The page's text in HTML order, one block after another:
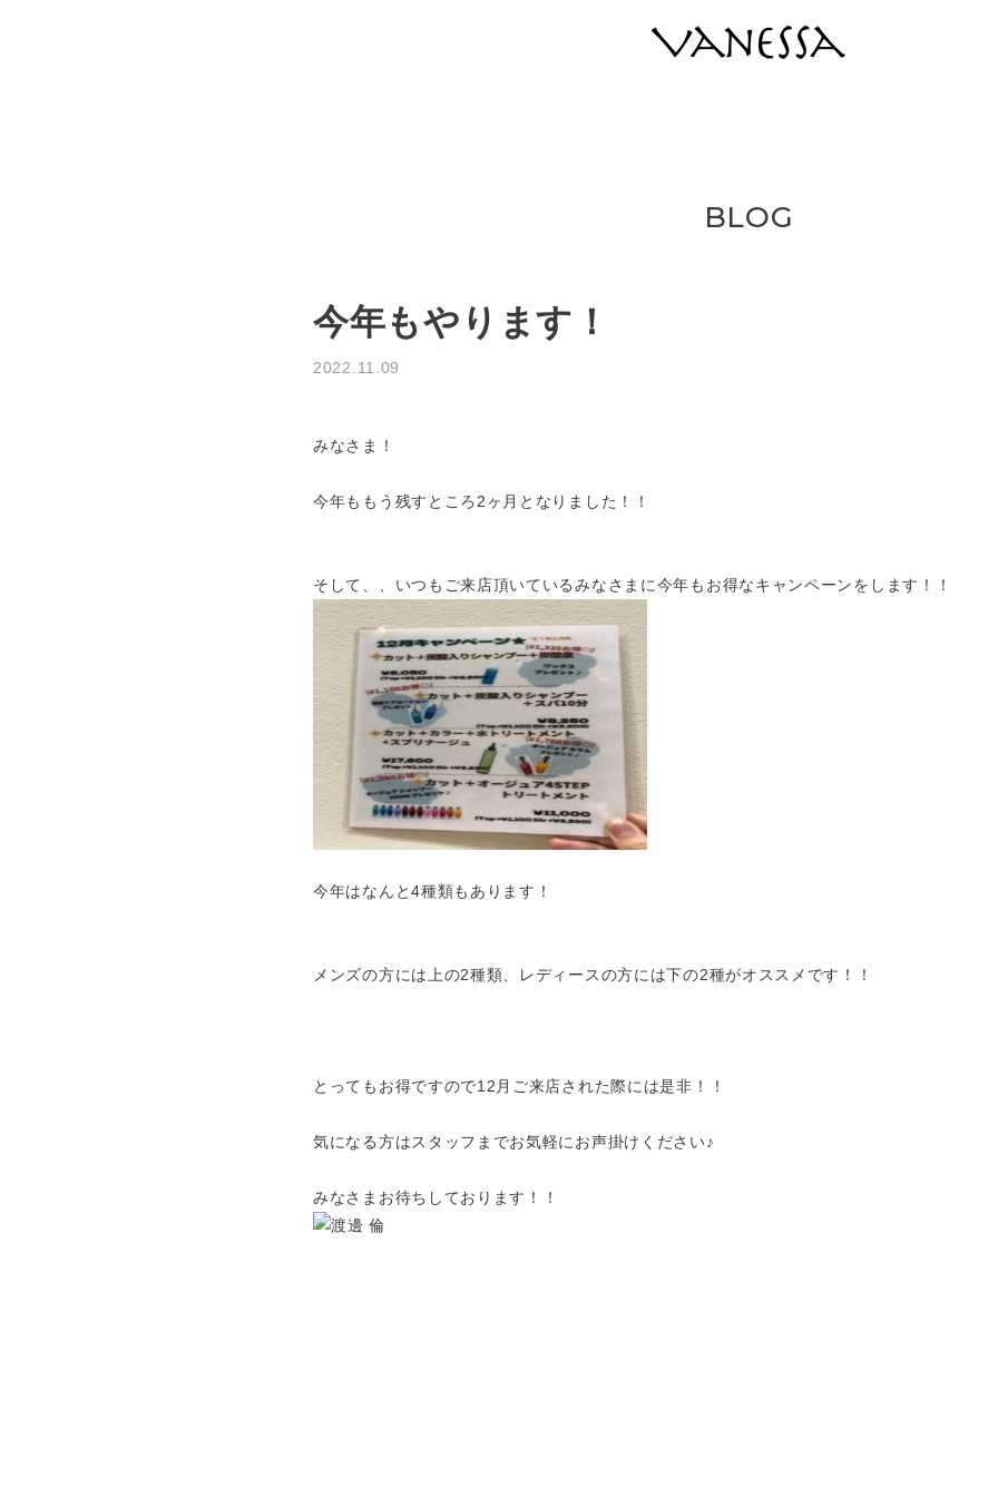
BLOG
今年もやります！
2022.11.09
みなさま！
今年ももう残すところ2ヶ月となりました！！
そして、、いつもご来店頂いているみなさまに今年もお得なキャンペーンをします！！
今年はなんと4種類もあります！
メンズの方には上の2種類、レディースの方には下の2種がオススメです！！
とってもお得ですので12月ご来店された際には是非！！
気になる方はスタッフまでお気軽にお声掛けください♪
みなさまお待ちしております！！